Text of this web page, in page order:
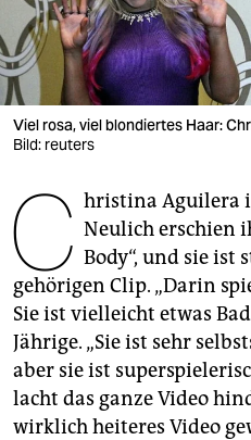
verlag
veranstaltungen
shop
unterstützen
abo
genossenschaft
epaper login
Viel rosa, viel blondiertes Haar:
Bild: reuters
C hristina Aguilera
Neulich erschien
Body“, und sie ist
gehörigen Clip. „Darin
Sie ist vielleicht etwas
Jährige. „Sie ist sehr
aber sie ist
lacht das ganze Video
wirklich heiteres Video